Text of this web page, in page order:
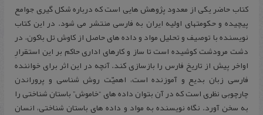
کتاب حاضر یکی از معدود پژوهش هایی است که درباره شکل گیری جوامع
پیچیده و حکومتهای اولیه ایران به فارسی منتشر می شود. در این کتاب
نویسنده با توصیف و تحلیل مواد و داده های حاصل از کاوش تل باکون، در
دشت مرودشت کوشیده است تا ساز و کارهای اداری حاکم بر این استقرارِ
اواخر پیش از تاریخ فارس را بازسازی کند. آنچه در این اثر برای خواننده
فارسی زبان بدیع و آموزنده است، اهمیّت روش شناسی و پروراندن
چارچوبی نظری است که در آن بتوان داده های “خاموش” باستان شناختی را
به سخن آورد. نگاه نویسنده به مواد و داده های باستان شناختی، انسان